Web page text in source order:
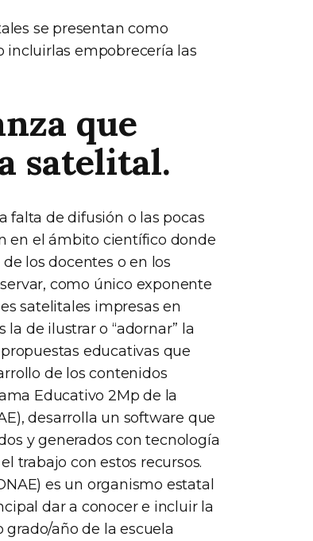
se presentan como
incluirlas empobrecería las
que
satelital.
falta de difusión o las pocas
en el ámbito científico donde
los docentes o en los
como único exponente
satelitales impresas en
de ilustrar o “adornar” la
educativas que
de los contenidos
Educativo 2Mp de la
desarrolla un software que
y generados con tecnología
trabajo con estos recursos.
es un organismo estatal
dar a conocer e incluir la
año de la escuela